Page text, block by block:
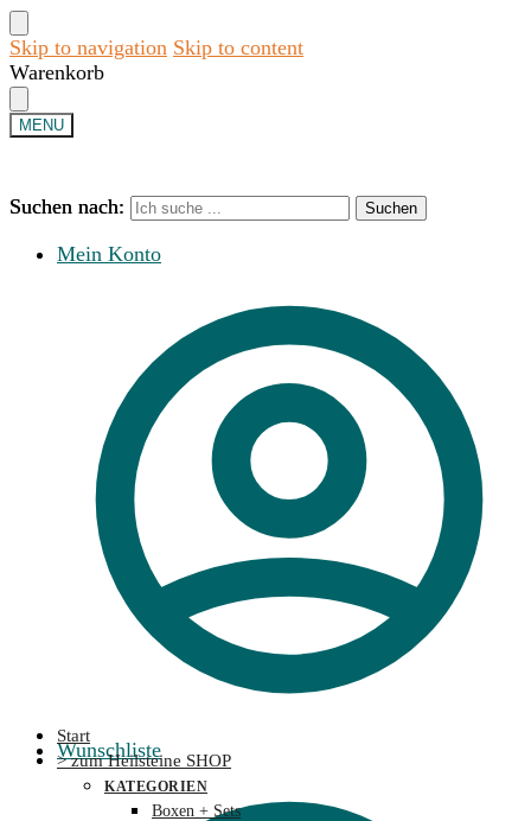
Skip to navigation Skip to content
Warenkorb
MENU
Suchen nach: Suchen
Mein Konto
Wunschliste
Suchen nach: Suchen
Start
> zum Heilsteine SHOP
KATEGORIEN
Boxen + Sets